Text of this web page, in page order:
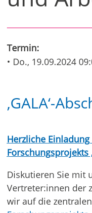
Termin:
• Do., 19.09.2024
‚GALA‘-
Herzliche
Forschungsprojekts
Diskutieren Sie mit
Vertreter:innen der
wir auf die